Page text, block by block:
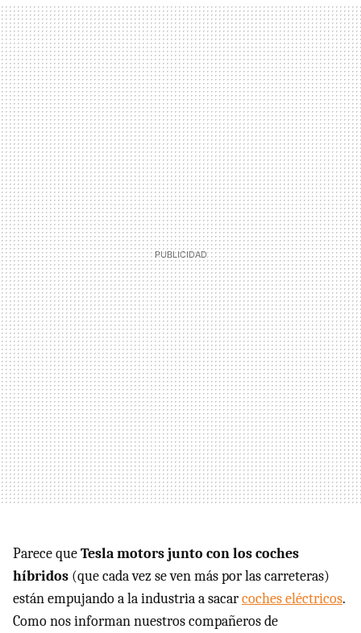
Parece queTesla motors junto con los coches
híbridos (que cada vez se ven más por las carreteras)
están empujando a la industria a sacarcoches eléctricos.
Como nos informan nuestros compañeros de